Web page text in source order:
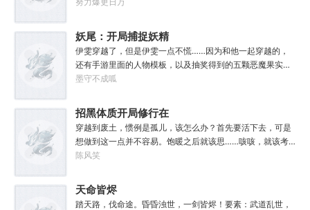
失的来到这个世界。“剧情对话什么的最烦人了，统统跳
过。”“我不想知道为什么，我只想大开杀戒。”基里曼：达奇
是个优秀的战士，就是不爱听人话，每次想和他说些什么，
他都要跳过。塔拉辛：我很好奇，他是怎么把恒星敲成一个
个方块的。钛族：对那家伙来说，物理学已经不存在了。恐
孩子抓了，把他们洗得白白净净的，这种羞辱让我悲愤欲
绝。奸奇：一切变化都是命运的一部分，但命运被那个混蛋
给打碎了。色孽：其实达奇已经被我腐化了，但我不敢告诉
他。………………达奇：前面忘了，后面也忘了，总之，让亚
妖尾：开局捕捉妖精
女王艾露莎
伊雯穿越了，但是伊雯一点不慌……因为和他一起穿越的，
还有手游里面的人物模板，以及抽奖得到的五颗恶魔果实。
伊雯自认自己可以依靠首充六块得到的特殊体质，以及背包
双眼的伊雯看到了一头绯红色的巨龙。伊雯这才知道，这根
本就不是海贼王，是妖精的尾巴！开局捕捉艾露莎？开局被
艾琳捕捉！
墨守不成呱
招黑体质开局修行在
废土
穿越到废土，惯例是孤儿，该怎么办？首先要活下去，可是
想做到这一点并不容易。饱暖之后就该思……咳咳，就该考
虑怎么变强了，这更不容易。等曲涧磊开始逐渐变强，他意
陈风笑
天命皆烬
踏天路，伐命途。昏昏浊世，一剑皆烬！要素：武道乱世，